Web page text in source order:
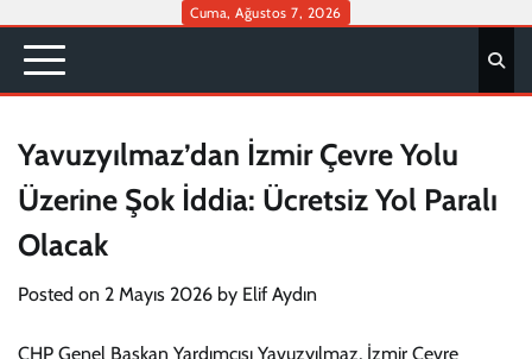
content
Cuma, Ağustos 7, 2026
Yavuzyılmaz’dan İzmir Çevre Yolu
Üzerine Şok İddia: Ücretsiz Yol Paralı
Olacak
Posted on 2 Mayıs 2026 by Elif Aydın
CHP Genel Başkan Yardımcısı Yavuzyılmaz, İzmir Çevre